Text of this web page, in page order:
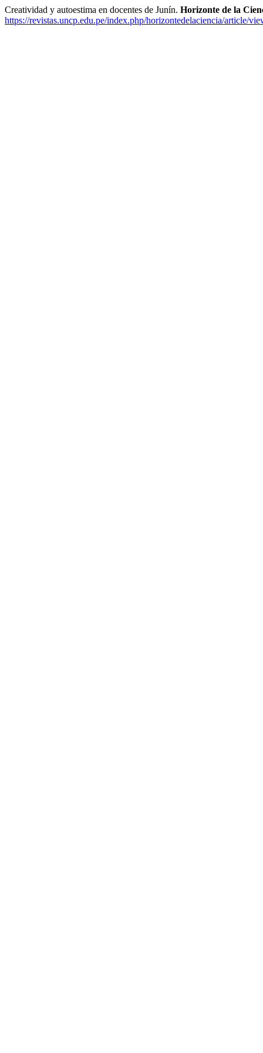
Creatividad y autoestima en docentes de Junín. Horizonte de la
https://revistas.uncp.edu.pe/index.php/horizontedelaciencia/article/